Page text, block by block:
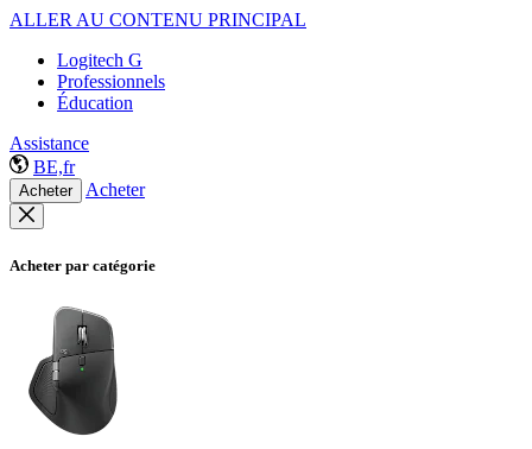
ALLER AU CONTENU PRINCIPAL
Logitech G
Professionnels
Éducation
Assistance
BE,fr
Acheter Acheter
Acheter par catégorie